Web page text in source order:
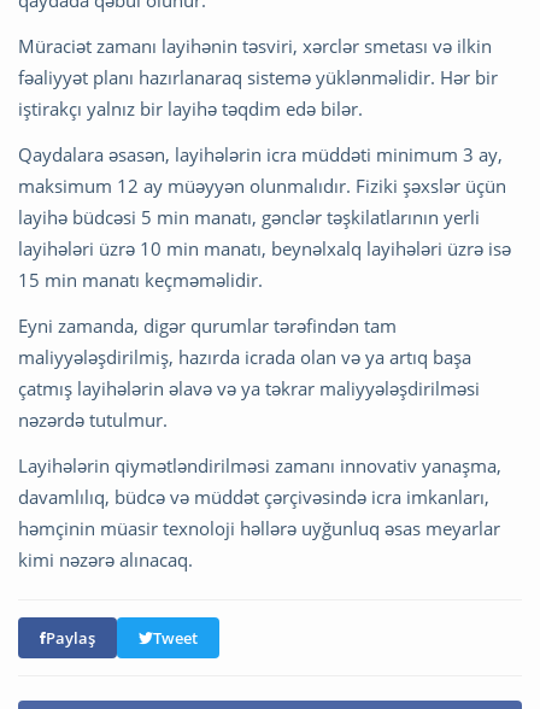
Müraciət zamanı layihənin təsviri, xərclər smetası və ilkin
fəaliyyət planı hazırlanaraq sistemə yüklənməlidir. Hər bir
iştirakçı yalnız bir layihə təqdim edə bilər.
Qaydalara əsasən, layihələrin icra müddəti minimum 3 ay,
maksimum 12 ay müəyyən olunmalıdır. Fiziki şəxslər üçün
layihə büdcəsi 5 min manatı, gənclər təşkilatlarının yerli
layihələri üzrə 10 min manatı, beynəlxalq layihələri üzrə isə
15 min manatı keçməməlidir.
Eyni zamanda, digər qurumlar tərəfindən tam
maliyyələşdirilmiş, hazırda icrada olan və ya artıq başa
çatmış layihələrin əlavə və ya təkrar maliyyələşdirilməsi
nəzərdə tutulmur.
Layihələrin qiymətləndirilməsi zamanı innovativ yanaşma,
davamlılıq, büdcə və müddət çərçivəsində icra imkanları,
həmçinin müasir texnoloji həllərə uyğunluq əsas meyarlar
kimi nəzərə alınacaq.
Paylaş Tweet